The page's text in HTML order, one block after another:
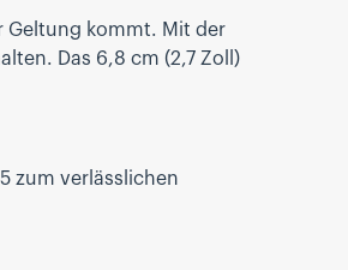
Geltung kommt. Mit der
Das 6,8 cm (2,7 Zoll)
zum verlässlichen